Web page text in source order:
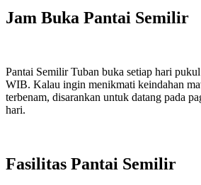
Jam Buka Pantai Semilir
Pantai Semilir Tuban buka setiap hari
WIB. Kalau ingin menikmati keindahan
terbenam, disarankan untuk datang pada
hari.
Fasilitas Pantai Semilir